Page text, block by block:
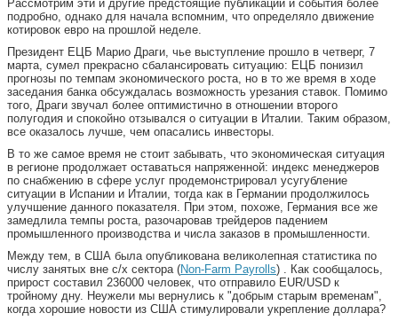
Рассмотрим эти и другие предстоящие публикации и события более
подробно, однако для начала вспомним, что определяло движение
котировок евро на прошлой неделе.
Президент ЕЦБ Марио Драги, чье выступление прошло в четверг, 7
марта, сумел прекрасно сбалансировать ситуацию: ЕЦБ понизил
прогнозы по темпам экономического роста, но в то же время в ходе
заседания банка обсуждалась возможность урезания ставок. Помимо
того, Драги звучал более оптимистично в отношении второго
полугодия и спокойно отзывался о ситуации в Италии. Таким образом,
все оказалось лучше, чем опасались инвесторы.
В то же самое время не стоит забывать, что экономическая ситуация
в регионе продолжает оставаться напряженной: индекс менеджеров
по снабжению в сфере услуг продемонстрировал усугубление
ситуации в Испании и Италии, тогда как в Германии продолжилось
улучшение данного показателя. При этом, похоже, Германия все же
замедлила темпы роста, разочаровав трейдеров падением
промышленного производства и числа заказов в промышленности.
Между тем, в США была опубликована великолепная статистика по
числу занятых вне с/х сектора (Non-Farm Payrolls) . Как сообщалось,
прирост составил 236000 человек, что отправило EUR/USD к
тройному дну. Неужели мы вернулись к "добрым старым временам",
когда хорошие новости из США стимулировали укрепление доллара?